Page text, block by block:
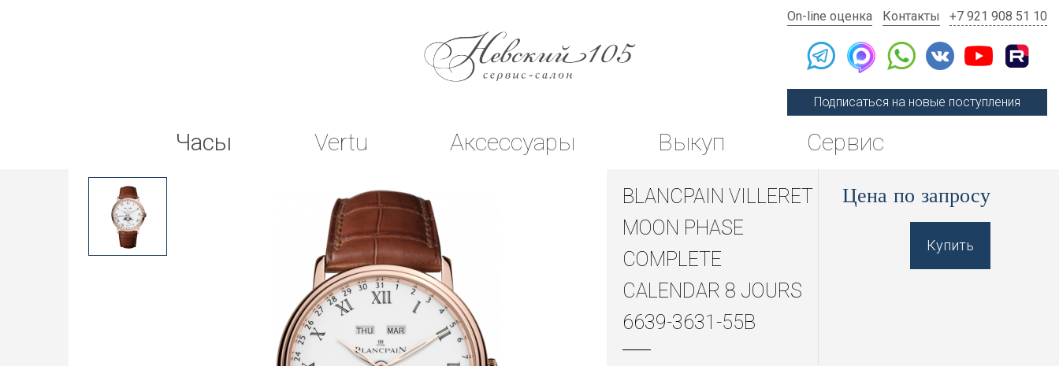
On-line оценка Контакты +7 921 908 51 10
Подписаться на новые поступления
Часы Vertu Аксессуары Выкуп Сервис
BLANCPAIN VILLERET
MOON PHASE
COMPLETE
CALENDAR 8 JOURS
6639-3631-55B
Цена по запросу
Купить